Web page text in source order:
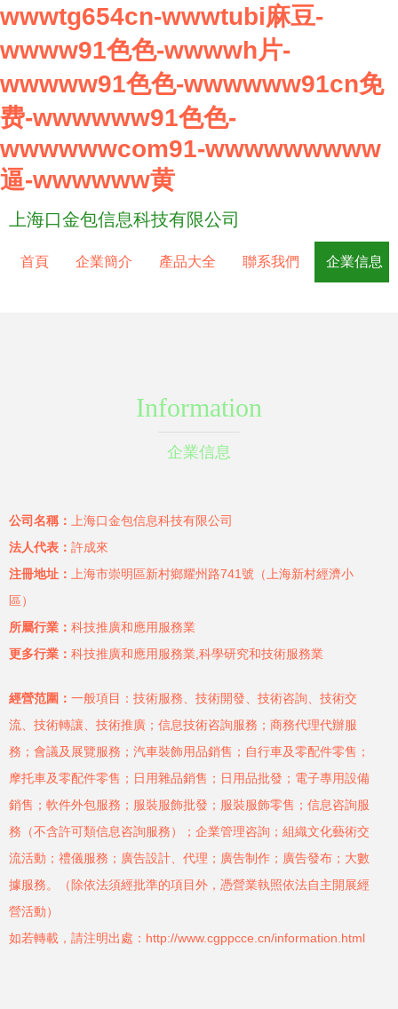
wwwtg654cn-wwwtubi麻豆-
wwww91色色-wwwwh片-
wwwww91色色-wwwwww91cn免
费-wwwwww91色色-
wwwwwwcom91-wwwwwwwww
逼-wwwwww黄
上海口金包信息科技有限公司
首頁 企業簡介 產品大全 聯系我們 企業信息
Information
企業信息
公司名稱：
上海口金包信息科技有限公司
法人代表： 許成來
注冊地址：
上海市崇明區新村鄉耀州路741號（上海新村經濟小
區）
所屬行業： 科技推廣和應用服務業
更多行業： 科技推廣和應用服務業,科學研究和技術服務業
經營范圍： 一般項目：技術服務、技術開發、技術咨詢、技術交
流、技術轉讓、技術推廣；信息技術咨詢服務；商務代理代辦服
務；會議及展覽服務；汽車裝飾用品銷售；自行車及零配件零售；
摩托車及零配件零售；日用雜品銷售；日用品批發；電子專用設備
銷售；軟件外包服務；服裝服飾批發；服裝服飾零售；信息咨詢服
務（不含許可類信息咨詢服務）；企業管理咨詢；組織文化藝術交
流活動；禮儀服務；廣告設計、代理；廣告制作；廣告發布；大數
據服務。（除依法須經批準的項目外，憑營業執照依法自主開展經
營活動）
如若轉載，請注明出處：http://www.cgppcce.cn/information.html